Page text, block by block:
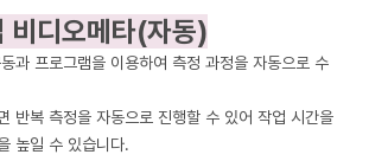
비디오메타(자동)
과 프로그램을 이용하여 측정 과정을 자동으로 수
반복 측정을 자동으로 진행할 수 있어 작업 시간을
높일 수 있습니다.